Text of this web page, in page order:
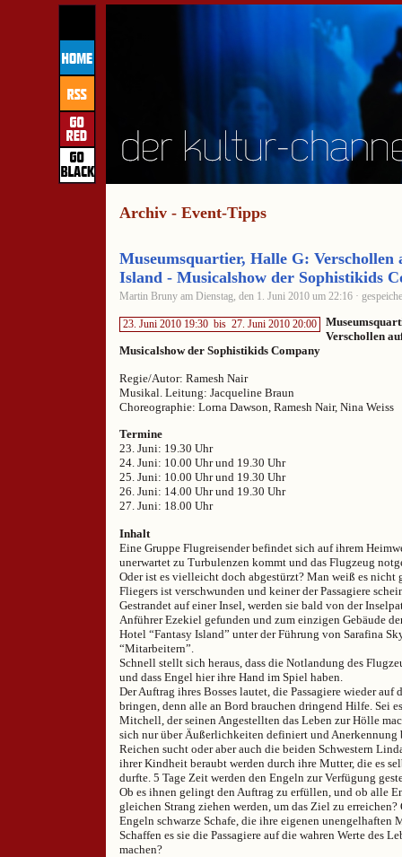
Archiv - Event-Tipps
Museumsquartier, Halle G: Verschollen
Island - Musicalshow der Sophistikids
Martin Bruny am Dienstag, den 1. Juni 2010 um 22:16 ·
23. Juni 2010 19:30 bis 27. Juni 2010 20:00
Verschollen
Musicalshow der Sophistikids Company
Regie/Autor: Ramesh Nair
Musikal. Leitung: Jacqueline Braun
Choreographie: Lorna Dawson, Ramesh Nair, Nina Weiss
Termine
23. Juni: 19.30 Uhr
24. Juni: 10.00 Uhr und 19.30 Uhr
25. Juni: 10.00 Uhr und 19.30 Uhr
26. Juni: 14.00 Uhr und 19.30 Uhr
27. Juni: 18.00 Uhr
Inhalt
Eine Gruppe Flugreisender befindet sich auf ihrem
unerwartet zu Turbulenzen kommt und das Flugzeug
Oder ist es vielleicht doch abgestürzt? Man weiß es nicht
Fliegers ist verschwunden und keiner der Passagiere
Gestrandet auf einer Insel, werden sie bald von der
Anführer Ezekiel gefunden und zum einzigen Gebäude
Hotel “Fantasy Island” unter der Führung von Sarafina
“Mitarbeitern”.
Schnell stellt sich heraus, dass die Notlandung des
und dass Engel hier ihre Hand im Spiel haben.
Der Auftrag ihres Bosses lautet, die Passagiere wieder auf
bringen, denn alle an Bord brauchen dringend Hilfe. Sei
Mitchell, der seinen Angestellten das Leben zur Hölle
sich nur über Äußerlichkeiten definiert und Anerkennung
Reichen sucht oder aber auch die beiden Schwestern
ihrer Kindheit beraubt werden durch ihre Mutter, die es
durfte. 5 Tage Zeit werden den Engeln zur Verfügung
Ob es ihnen gelingt den Auftrag zu erfüllen, und ob alle
gleichen Strang ziehen werden, um das Ziel zu erreichen?
Engeln schwarze Schafe, die ihre eigenen unengelhaften
Schaffen es sie die Passagiere auf die wahren Werte des
machen?